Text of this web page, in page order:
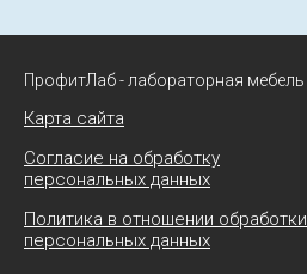
ПрофитЛаб - лабораторная мебель
Карта сайта
Согласие на обработку
персональных данных
Политика в отношении обработки
персональных данных